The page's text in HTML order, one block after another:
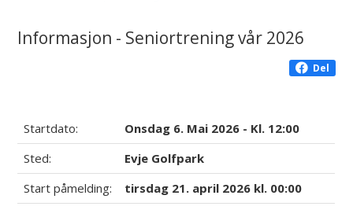
Informasjon - Seniortrening vår 2026
Del
Startdato:
Onsdag 6. Mai 2026 - Kl. 12:00
Sted:
Evje Golfpark
Start påmelding:
tirsdag 21. april 2026 kl. 00:00